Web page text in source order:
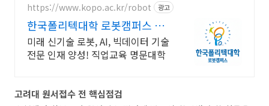
https://www.kopo.ac.kr/robot 광고
한국폴리텍대학 로봇캠퍼스 전
국 유일의 로봇특성화 대학
미래 신기술 로봇, AI, 빅데이터 기술
전문 인재 양성! 직업교육 명문대학
고려대 원서접수 전 핵심점검